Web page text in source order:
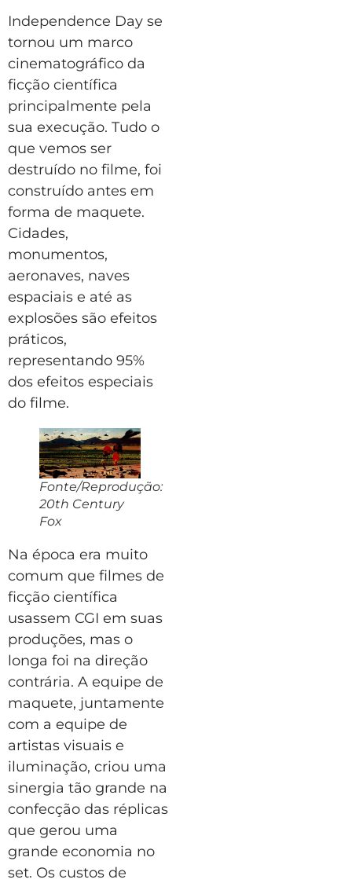
Independence Day se
tornou um marco
cinematográfico da
ficção científica
principalmente pela
sua execução. Tudo o
que vemos ser
destruído no filme, foi
construído antes em
forma de maquete.
Cidades,
monumentos,
aeronaves, naves
espaciais e até as
explosões são efeitos
práticos,
representando 95%
dos efeitos especiais
do filme.
Fonte/Reprodução:
20th Century
Fox
Na época era muito
comum que filmes de
ficção científica
usassem CGI em suas
produções, mas o
longa foi na direção
contrária. A equipe de
maquete, juntamente
com a equipe de
artistas visuais e
iluminação, criou uma
sinergia tão grande na
confecção das réplicas
que gerou uma
grande economia no
set. Os custos de